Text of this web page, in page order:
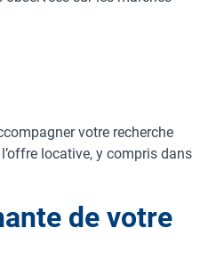
votre recherche
locative, y compris dans
de votre